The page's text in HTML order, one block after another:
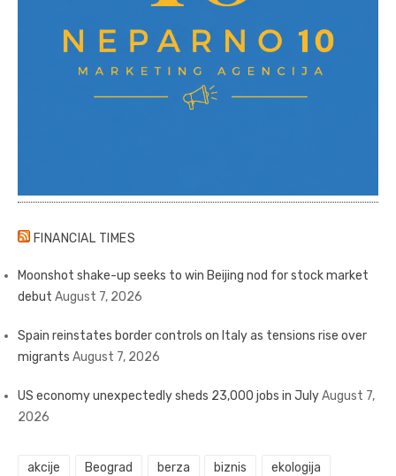
FINANCIAL TIMES
Moonshot shake-up seeks to win Beijing nod for stock market
debut August 7, 2026
Spain reinstates border controls on Italy as tensions rise over
migrants August 7, 2026
US economy unexpectedly sheds 23,000 jobs in JulyAugust 7,
2026
akcije Beograd berza biznis ekologija